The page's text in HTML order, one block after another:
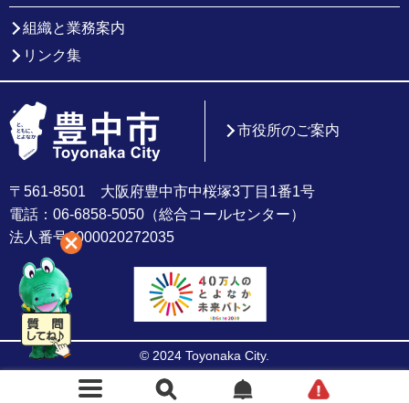
組織と業務案内
リンク集
〒561-8501 大阪府豊中市中桜塚3丁目1番1号
電話：06-6858-5050（総合コールセンター）
法人番号6000020272035
市役所のご案内
© 2024 Toyonaka City.